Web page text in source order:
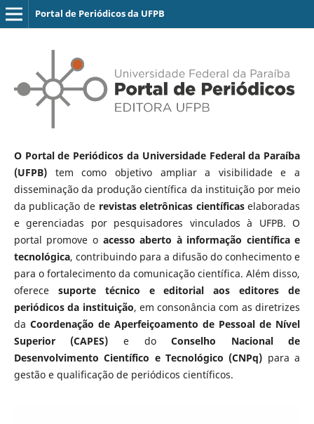
Portal de Periódicos da UFPB
O Portal de Periódicos da Universidade Federal da Paraíba
(UFPB)tem como objetivo ampliar a visibilidade e a
disseminação da produção científica da instituição por meio
da publicação de revistas eletrônicas científicaselaboradas
e gerenciadas por pesquisadores vinculados à UFPB. O
portal promove o acesso aberto à informação científica e
tecnológica, contribuindo para a difusão do conhecimento e
para o fortalecimento da comunicação científica. Além disso,
oferece suporte técnico e editorial aos editores de
periódicos da instituição, em consonância com as diretrizes
da Coordenação de Aperfeiçoamento de Pessoal de Nível
Superior (CAPES) e doConselho Nacional de
Desenvolvimento Científico e Tecnológico (CNPq) para a
gestão e qualificação de periódicos científicos.